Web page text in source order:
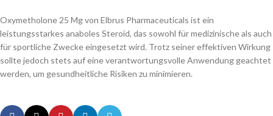
Oxymetholone 25 Mg von Elbrus Pharmaceuticals ist ein
leistungsstarkes anaboles Steroid, das sowohl für medizinische als auch
für sportliche Zwecke eingesetzt wird. Trotz seiner effektiven Wirkung
sollte jedoch stets auf eine verantwortungsvolle Anwendung geachtet
werden, um gesundheitliche Risiken zu minimieren.